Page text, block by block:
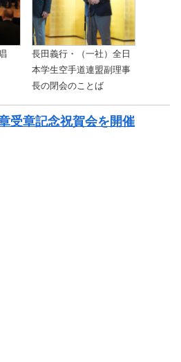
長田義行・（一社）全日
本学生空手道連盟副理事
長の閉会のことば
受章記念祝賀会を開催